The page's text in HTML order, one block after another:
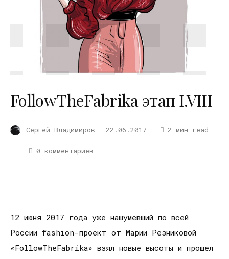
FollowTheFabrika этап I.VIII
Сергей Владимиров 22.06.2017 2 мин read
0 комментариев
12 июня 2017 года уже нашумевший по всей
России fashion-проект от Марии Резниковой
«FollowTheFabrika» взял новые высоты и прошел